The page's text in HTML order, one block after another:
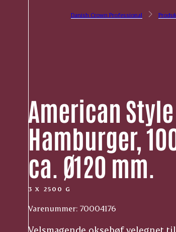
Danish Crown Professional
American Style
Hamburger,
ca. Ø120 mm.
3 X 2500 G
Varenummer: 70004176